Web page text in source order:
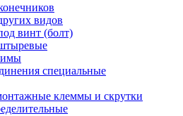
видов
винт (болт)
специальные
клеммы и скрутки